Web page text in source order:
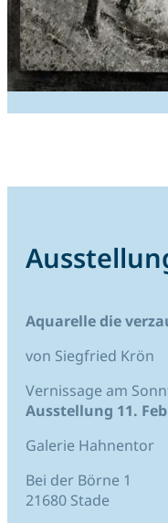
Aquarelle die
von Siegfried Krön
Vernissage am
Ausstellung 11.
Galerie Hahnentor
Bei der Börne 1
21680 Stade